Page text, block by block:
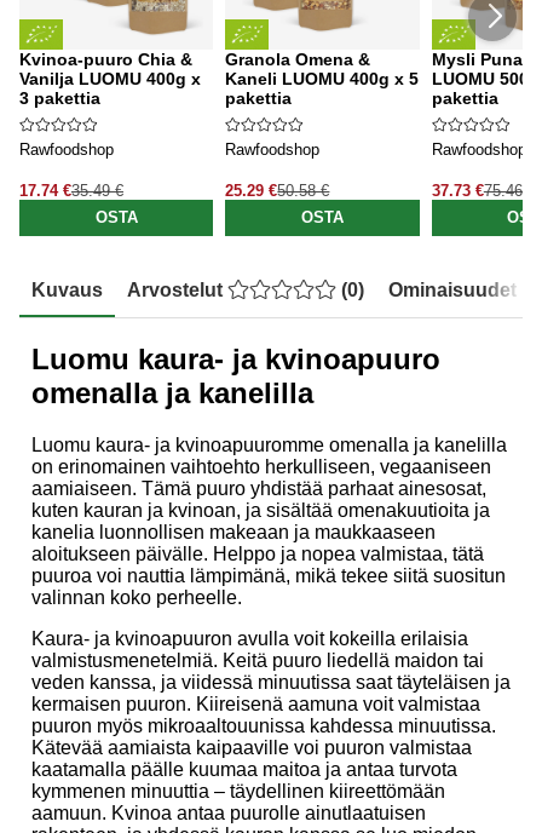
Kvinoa-puuro Chia &
Vanilja LUOMU 400g x
3 pakettia
Rawfoodshop
17.74 €35.49 €
OSTA
Granola Omena &
Kaneli LUOMU 400g x 5
pakettia
Rawfoodshop
25.29 €50.58 €
OSTA
Mysli
LUOMU
pakettia
Rawfoodshop
37.73 €75.46 €
Kuvaus Arvostelut (0) Ominaisuudet
Luomu kaura- ja kvinoapuuro
omenalla ja kanelilla
Luomu kaura- ja kvinoapuuromme omenalla ja kanelilla
on erinomainen vaihtoehto herkulliseen, vegaaniseen
aamiaiseen. Tämä puuro yhdistää parhaat ainesosat,
kuten kauran ja kvinoan, ja sisältää omenakuutioita ja
kanelia luonnollisen makeaan ja maukkaaseen
aloitukseen päivälle. Helppo ja nopea valmistaa, tätä
puuroa voi nauttia lämpimänä, mikä tekee siitä suositun
valinnan koko perheelle.
Kaura- ja kvinoapuuron avulla voit kokeilla erilaisia
valmistusmenetelmiä. Keitä puuro liedellä maidon tai
veden kanssa, ja viidessä minuutissa saat täyteläisen ja
kermaisen puuron. Kiireisenä aamuna voit valmistaa
puuron myös mikroaaltouunissa kahdessa minuutissa.
Kätevää aamiaista kaipaaville voi puuron valmistaa
kaatamalla päälle kuumaa maitoa ja antaa turvota
kymmenen minuuttia – täydellinen kiireettömään
aamuun. Kvinoa antaa puurolle ainutlaatuisen